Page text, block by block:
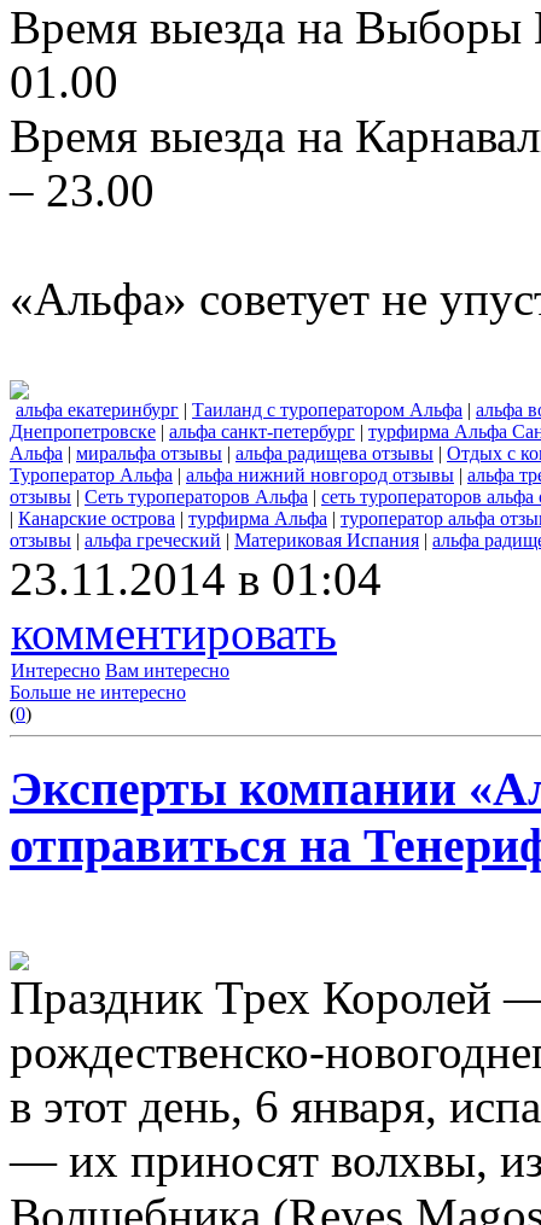
Время выезда на Выборы
01.00
Время выезда на
– 23.00
«Альфа» советует не
альфа екатеринбург | Таиланд с туроператором Альфа | альфа
Днепропетровске | альфа санкт-петербург | турфирма Альфа
Альфа | миральфа отзывы | альфа радищева отзывы | Отдых с
Туроператор Альфа | альфа нижний новгород отзывы | альфа
отзывы | Сеть туроператоров Альфа | сеть туроператоров
| Канарские острова | турфирма Альфа | туроператор альфа
отзывы | альфа греческий | Материковая Испания | альфа
23.11.2014 в 01:04
комментировать
Интересно Вам интересно
Больше не интересно
(0)
Эксперты компании
отправиться на
Праздник Трех Королей
рождественско-
в этот день, 6 января,
— их приносят волхвы,
Волшебника (Reyes